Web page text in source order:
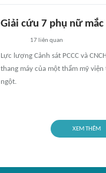
Giải cứu 7 phụ nữ
17liên quan
Lực lượng Cảnh sát PCCC và
thang máy của một thẩm mỹ
ngột.
XEM THÊM